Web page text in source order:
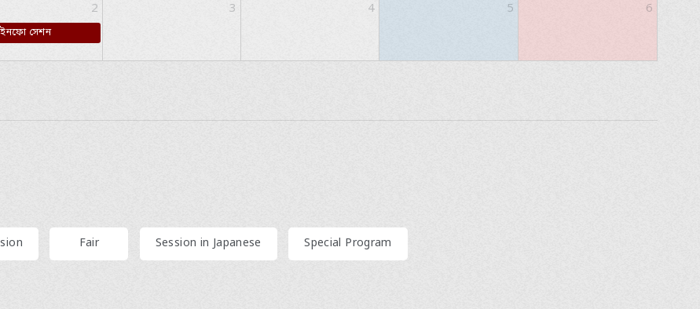
2
ইনফো সেশন
3 4 5 6
Fair Session in Japanese Special Program